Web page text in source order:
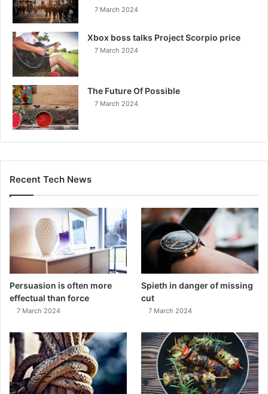
7 March 2024
Xbox boss talks Project Scorpio price
7 March 2024
The Future Of Possible
7 March 2024
Recent Tech News
Persuasion is often more
effectual than force
7 March 2024
Spieth in danger of missing
cut
7 March 2024